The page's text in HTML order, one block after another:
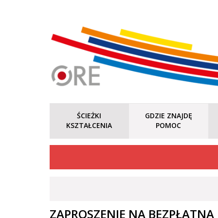
ŚCIEŻKI
KSZTAŁCENIA
GDZIE ZNAJDĘ
POMOC
ZAPROSZENIE NA